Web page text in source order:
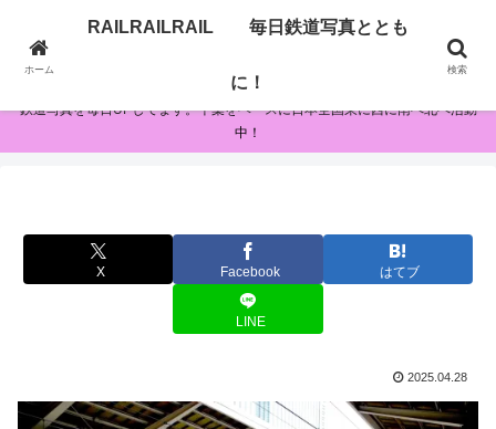
RAILRAILRAIL 毎日鉄道写真とともに！
鉄道写真を毎日UPしてます。千葉をベースに日本全国東に西に南へ北へ活動
中！
X Facebook はてブ
LINE
2025.04.28
ホーム
RAILRAILRAIL 毎日鉄道写真ととも
に！
検索